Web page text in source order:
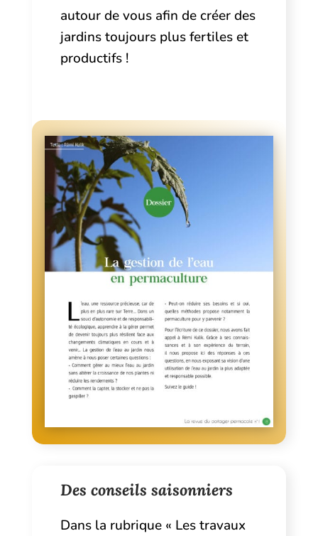
autour de vous afin de créer des
jardins toujours plus fertiles et
productifs !
Des conseils saisonniers
Dans la rubrique « Les travaux